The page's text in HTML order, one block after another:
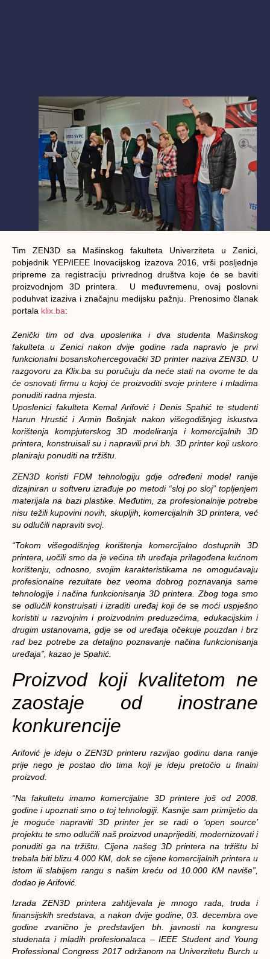
Tim ZEN3D sa Mašinskog fakulteta Univerziteta u Zenici,
pobjednik YEP/IEEE Inovacijskog izazova 2016, vrši posljednje
pripreme za registraciju privrednog društva koje će se baviti
proizvodnjom 3D printera. U međuvremenu, ovaj poslovni
poduhvat izaziva i značajnu medijsku pažnju. Prenosimo članak
portala klix.ba:
Zenički tim od dva uposlenika i dva studenta Mašinskog
fakulteta u Zenici nakon dvije godine rada napravio je prvi
funkcionalni bosanskohercegovački 3D printer naziva ZEN3D. U
razgovoru za Klix.ba su poručuju da neće stati na ovome te da
će osnovati firmu u kojoj će proizvoditi svoje printere i mladima
ponuditi radna mjesta.
Uposlenici fakulteta Kemal Arifović i Denis Spahić te studenti
Harun Hrustić i Armin Bošnjak nakon višegodišnjeg iskustva
korištenja kompjuterskog 3D modeliranja i komercijalnih 3D
printera, konstruisali su i napravili prvi bh. 3D printer koji uskoro
planiraju ponuditi na tržištu.
ZEN3D koristi FDM tehnologiju gdje određeni model ranije
dizajniran u softveru izrađuje po metodi “sloj po sloj” topljenjem
materijala na bazi plastike. Međutim, za profesionalnije potrebe
nisu težili kupovini novih, skupljih, komercijalnih 3D printera, već
su odlučili napraviti svoj.
“Tokom višegodišnjeg korištenja komercijalno dostupnih 3D
printera, uočili smo da je većina tih uređaja prilagođena kućnom
korištenju, odnosno, svojim karakteristikama ne omogućavaju
profesionalne rezultate bez veoma dobrog poznavanja same
tehnologije i načina funkcionisanja 3D printera. Zbog toga smo
se odlučili konstruisati i izraditi uređaj koji će se moći uspješno
koristiti u razvojnim i proizvodnim preduzećima, edukacijskim i
drugim ustanovama, gdje se od uređaja očekuje pouzdan i brz
rad bez potrebe za detaljno poznavanje načina funkcionisanja
uređaja”, kazao je Spahić.
Proizvod koji kvalitetom ne
zaostaje od inostrane
konkurencije
Arifović je ideju o ZEN3D printeru razvijao godinu dana ranije
prije nego je postao dio tima koji je ideju pretočio u finalni
proizvod.
“Na fakultetu imamo komercijalne 3D printere još od 2008.
godine i upoznati smo o toj tehnologiji. Kasnije sam primijetio da
je moguće napraviti 3D printer jer se radi o ‘open source’
projektu te smo odlučili naš proizvod unaprijediti, modernizovati i
ponuditi ga na tržištu. Cijena našeg 3D printera na tržištu bi
trebala biti blizu 4.000 KM, dok se cijene komercijalnih printera u
istom ili slabijem rangu s našim kreću od 10.000 KM naviše”,
dodao je Arifović.
Izrada ZEN3D printera zahtijevala je mnogo rada, truda i
finansijskih sredstava, a nakon dvije godine, 03. decembra ove
godine zvanično je predstavljen bh. javnosti na kongresu
studenata i mladih profesionalaca – IEEE Student and Young
Professional Congress 2017 održanom na Univerzitetu Burch u